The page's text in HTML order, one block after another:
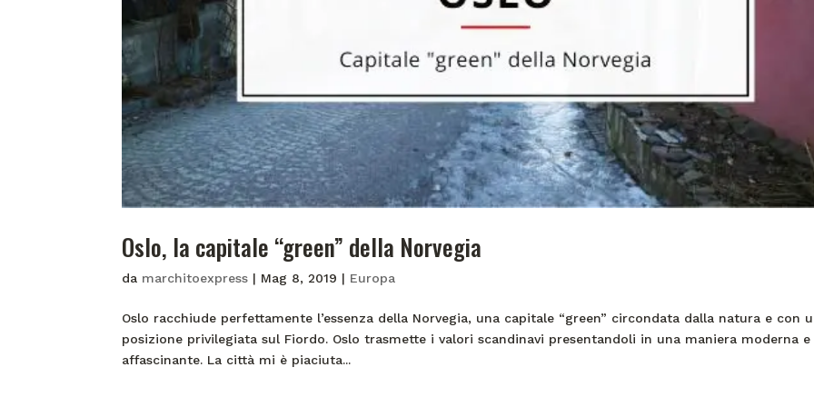
Oslo, la capitale “green” della Norvegia
da marchitoexpress | Mag 8, 2019 | Europa
Oslo racchiude perfettamente l’essenza della Norvegia, una capitale “green” circondata dalla natura e con
posizione privilegiata sul Fiordo. Oslo trasmette i valori scandinavi presentandoli in una maniera moderna e
affascinante. La città mi è piaciuta...